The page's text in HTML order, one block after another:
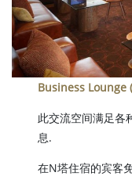
Business Lounge
此交流空间满足各
息.
在N塔住宿的宾客